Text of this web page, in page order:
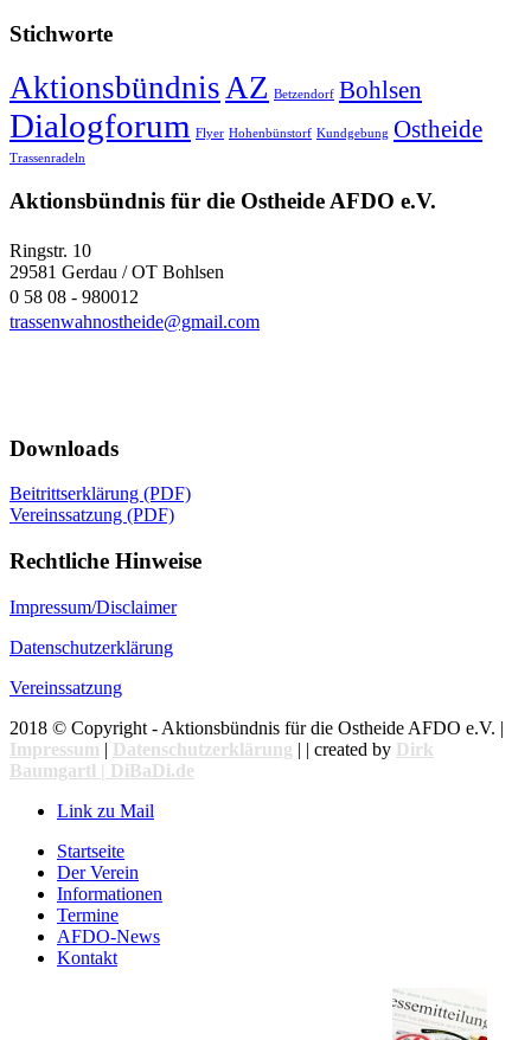
Stichworte
Aktionsbündnis AZ Betzendorf Bohlsen
Dialogforum Flyer Hohenbünstorf Kundgebung Ostheide
Trassenradeln
Aktionsbündnis für die Ostheide AFDO e.V.
Ringstr. 10
29581 Gerdau / OT Bohlsen
0 58 08 - 980012
trassenwahnostheide@gmail.com
Downloads
Beitrittserklärung (PDF)
Vereinssatzung (PDF)
Rechtliche Hinweise
Impressum/Disclaimer
Datenschutzerklärung
Vereinssatzung
2018 © Copyright - Aktionsbündnis für die Ostheide AFDO e.V. |
Impressum | Datenschutzerklärung | | created by Dirk
Baumgartl | DiBaDi.de
Link zu Mail
Startseite
Der Verein
Informationen
Termine
AFDO-News
Kontakt